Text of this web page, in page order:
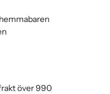
över 990